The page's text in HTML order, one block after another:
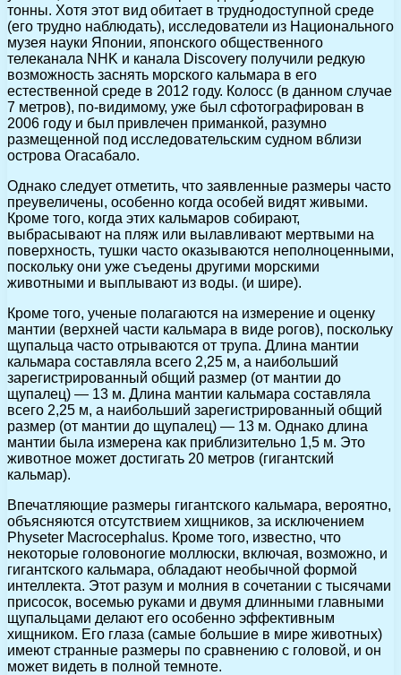
тонны. Хотя этот вид обитает в труднодоступной среде
(его трудно наблюдать), исследователи из Национального
музея науки Японии, японского общественного
телеканала NHK и канала Discovery получили редкую
возможность заснять морского кальмара в его
естественной среде в 2012 году. Колосс (в данном случае
7 метров), по-видимому, уже был сфотографирован в
2006 году и был привлечен приманкой, разумно
размещенной под исследовательским судном вблизи
острова Огасабало.
Однако следует отметить, что заявленные размеры часто
преувеличены, особенно когда особей видят живыми.
Кроме того, когда этих кальмаров собирают,
выбрасывают на пляж или вылавливают мертвыми на
поверхность, тушки часто оказываются неполноценными,
поскольку они уже съедены другими морскими
животными и выплывают из воды. (и шире).
Кроме того, ученые полагаются на измерение и оценку
мантии (верхней части кальмара в виде рогов), поскольку
щупальца часто отрываются от трупа. Длина мантии
кальмара составляла всего 2,25 м, а наибольший
зарегистрированный общий размер (от мантии до
щупалец) — 13 м. Длина мантии кальмара составляла
всего 2,25 м, а наибольший зарегистрированный общий
размер (от мантии до щупалец) — 13 м. Однако длина
мантии была измерена как приблизительно 1,5 м. Это
животное может достигать 20 метров (гигантский
кальмар).
Впечатляющие размеры гигантского кальмара, вероятно,
объясняются отсутствием хищников, за исключением
Physeter Macrocephalus. Кроме того, известно, что
некоторые головоногие моллюски, включая, возможно, и
гигантского кальмара, обладают необычной формой
интеллекта. Этот разум и молния в сочетании с тысячами
присосок, восемью руками и двумя длинными главными
щупальцами делают его особенно эффективным
хищником. Его глаза (самые большие в мире животных)
имеют странные размеры по сравнению с головой, и он
может видеть в полной темноте.